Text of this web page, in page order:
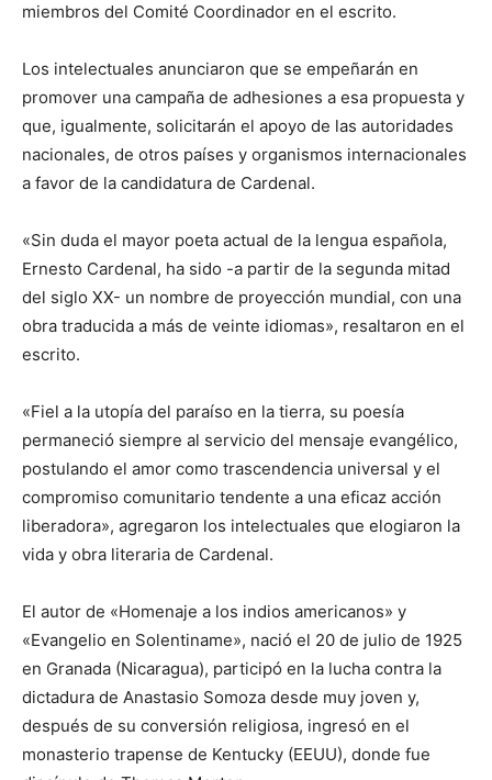
miembros del Comité Coordinador en el escrito.
Los intelectuales anunciaron que se empeñarán en
promover una campaña de adhesiones a esa propuesta y
que, igualmente, solicitarán el apoyo de las autoridades
nacionales, de otros países y organismos internacionales
a favor de la candidatura de Cardenal.
«Sin duda el mayor poeta actual de la lengua española,
Ernesto Cardenal, ha sido -a partir de la segunda mitad
del siglo XX- un nombre de proyección mundial, con una
obra traducida a más de veinte idiomas», resaltaron en el
escrito.
«Fiel a la utopía del paraíso en la tierra, su poesía
permaneció siempre al servicio del mensaje evangélico,
postulando el amor como trascendencia universal y el
compromiso comunitario tendente a una eficaz acción
liberadora», agregaron los intelectuales que elogiaron la
vida y obra literaria de Cardenal.
El autor de «Homenaje a los indios americanos» y
«Evangelio en Solentiname», nació el 20 de julio de 1925
en Granada (Nicaragua), participó en la lucha contra la
dictadura de Anastasio Somoza desde muy joven y,
después de su conversión religiosa, ingresó en el
monasterio trapense de Kentucky (EEUU), donde fue